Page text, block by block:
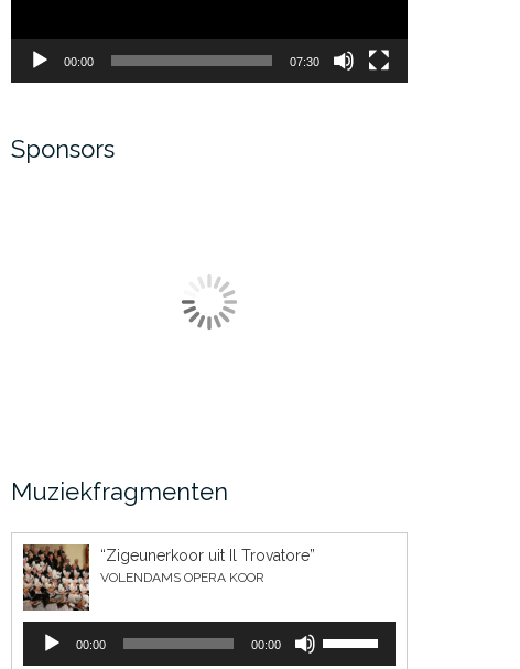
00:00 07:30
Sponsors
Muziekfragmenten
“Zigeunerkoor uit Il Trovatore”
VOLENDAMS OPERA KOOR
Audiospeler
00:00 00:00
Omhoog/Omlaag